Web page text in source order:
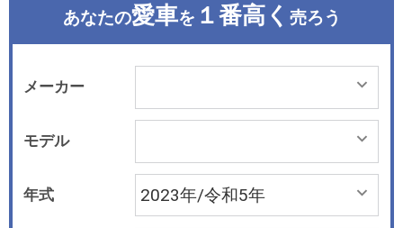
あなたの愛車を １番高く 売ろう
メーカー
モデル
年式